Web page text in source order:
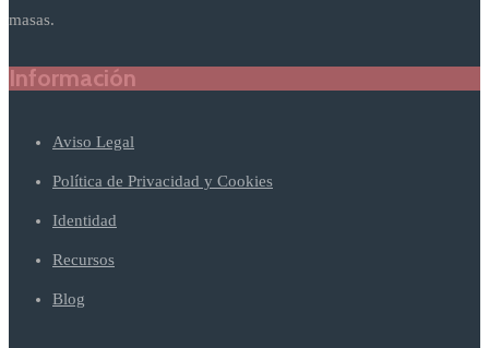
masas.
Información
Aviso Legal
Política de Privacidad y Cookies
Identidad
Recursos
Blog